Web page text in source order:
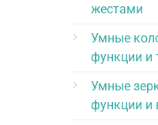
жестами
Умные
функции и
Умные
функции и